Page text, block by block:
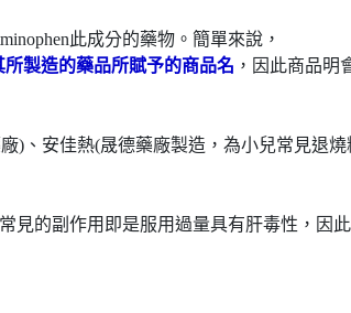
此成分的藥物。簡單來說，
製造的藥品所賦予的商品名 ，因此商品明
)、安佳熱(晟德藥廠製造，為小兒常見退燒
見的副作用即是服用過量具有肝毒性，因此